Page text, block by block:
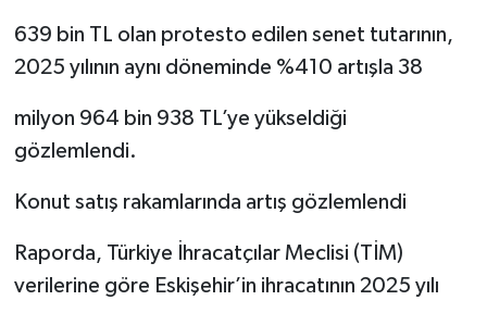
639 bin TL olan protesto edilen senet tutarının,
2025 yılının aynı döneminde %410 artışla 38
milyon 964 bin 938 TL’ye yükseldiği
gözlemlendi.
Konut satış rakamlarında artış gözlemlendi
Raporda, Türkiye İhracatçılar Meclisi (TİM)
verilerine göre Eskişehir’in ihracatının 2025 yılı